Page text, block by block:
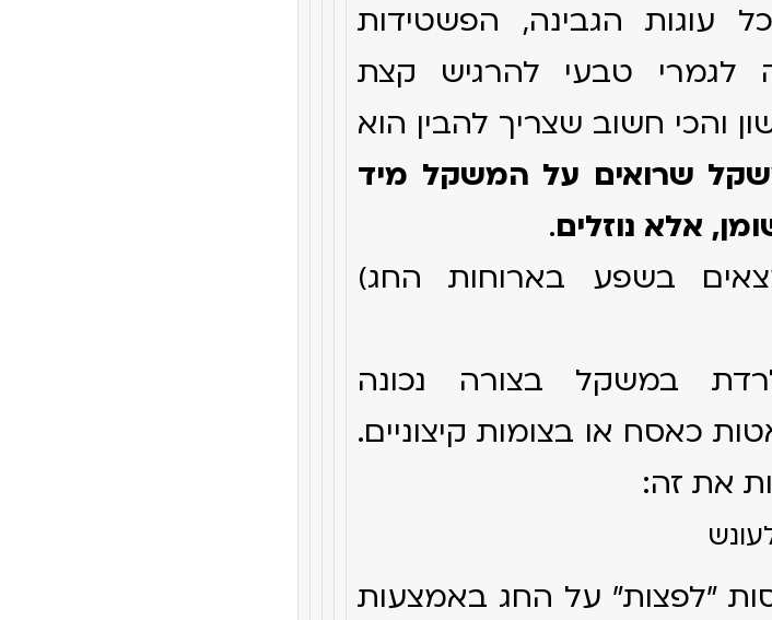
עוגות הגבינה, הפשטידות
לגמרי טבעי להרגיש קצת
והכי חשוב שצריך להבין הוא
שרואים על המשקל מיד
אלא נוזלים.
בשפע בארוחות החג)
במשקל בצורה נכונה
כאסח או בצומות קיצוניים.
את זה:
"לפצות" על החג באמצעות